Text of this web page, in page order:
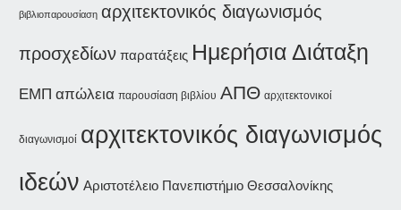
βιβλιοπαρουσίαση αρχιτεκτονικός διαγωνισμός
προσχεδίων παρατάξεις Ημερήσια Διάταξη
ΕΜΠ απώλεια παρουσίαση βιβλίου ΑΠΘ αρχιτεκτονικοί
διαγωνισμοί αρχιτεκτονικός διαγωνισμός
ιδεών Αριστοτέλειο Πανεπιστήμιο Θεσσαλονίκης